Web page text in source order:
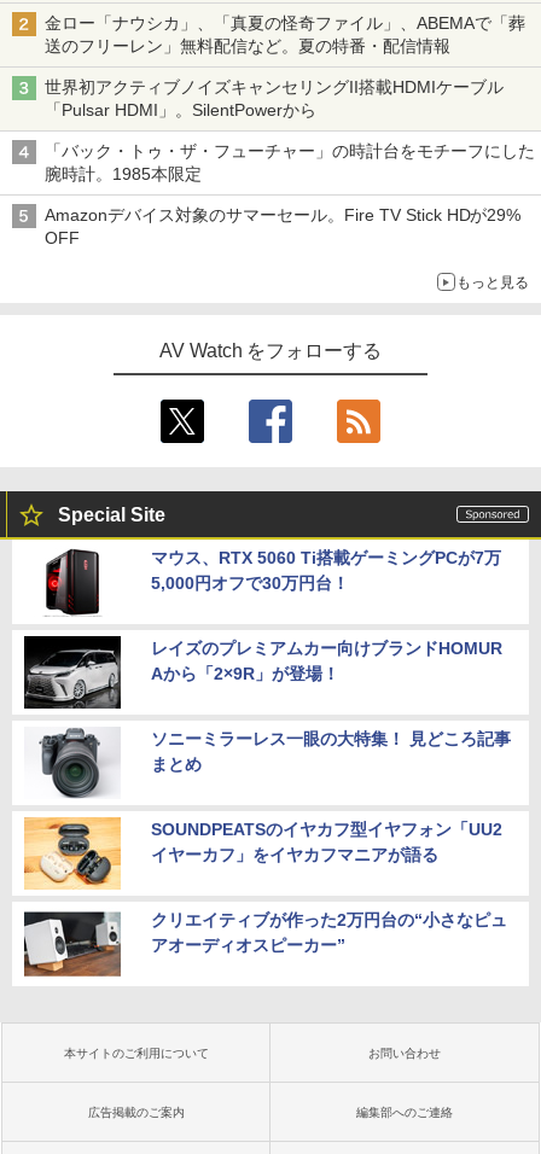
金ロー「ナウシカ」、「真夏の怪奇ファイル」、ABEMAで「葬
送のフリーレン」無料配信など。夏の特番・配信情報
世界初アクティブノイズキャンセリングII搭載HDMIケーブル
「Pulsar HDMI」。SilentPowerから
「バック・トゥ・ザ・フューチャー」の時計台をモチーフにした
腕時計。1985本限定
Amazonデバイス対象のサマーセール。Fire TV Stick HDが29%
OFF
もっと見る
AV Watch をフォローする
Special Site
マウス、RTX 5060 Ti搭載ゲーミングPCが7万
5,000円オフで30万円台！
レイズのプレミアムカー向けブランドHOMUR
Aから「2×9R」が登場！
ソニーミラーレス一眼の大特集！ 見どころ記事
まとめ
SOUNDPEATSのイヤカフ型イヤフォン「UU2
イヤーカフ」をイヤカフマニアが語る
クリエイティブが作った2万円台の“小さなピュ
アオーディオスピーカー”
本サイトのご利用について お問い合わせ
広告掲載のご案内 編集部へのご連絡